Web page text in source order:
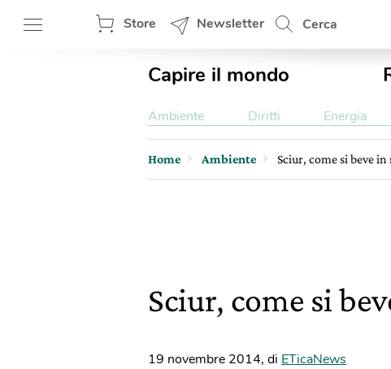
Store Newsletter Cerca
Capire il mondo
Ambiente Diritti Energia
Home Ambiente Sciur, come si beve
Sciur, come si
19 novembre 2014, di ETicaNews